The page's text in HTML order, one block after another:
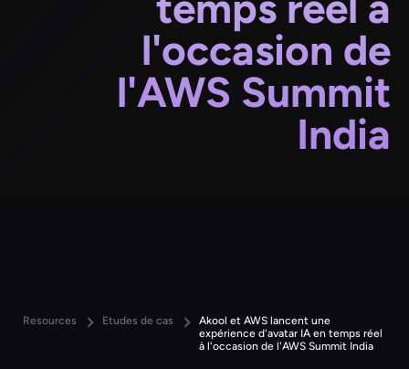
l'occasion de
l'AWS Summit
India
Resources Etudes de cas
Akool et AWS lancent une
expérience d'avatar IA en temps réel
à l'occasion de l'AWS Summit India